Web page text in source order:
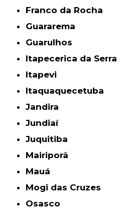
Franco da Rocha
Guararema
Guarulhos
Itapecerica da Serra
Itapevi
Itaquaquecetuba
Jandira
Jundiaí
Juquitiba
Mairiporã
Mauá
Mogi das Cruzes
Osasco